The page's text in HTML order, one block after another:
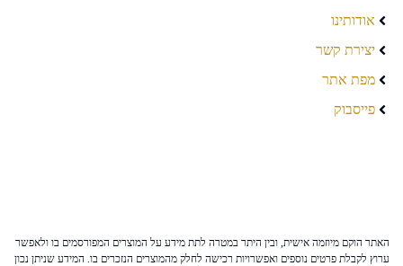
אודותינו
יצירת קשר
מפת אתר
פייסבוק
האתר הוקם מיוזמה אישית, ובין היתר במטרה לתת מידע על המוצרים המפורסמים בו ולאפשר
ערוץ לקבלת פרטים נוספים ואפשרויות רכישה לחלק מהמוצרים הנזכרים בו. המידע שניתן נכון